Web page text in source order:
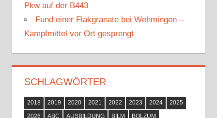
Pkw auf der B443
Fund einer Flakgranate bei Wehmingen –
Kampfmittel vor Ort gesprengt
SCHLAGWÖRTER
2018 2019 2020 2021 2022 2023 2024
2025
2026
ABC AUSBILDUNG BILM BOLZUM